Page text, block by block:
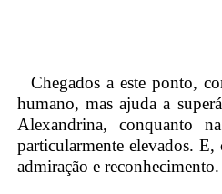
Chegados a este ponto,
humano, mas ajuda a
Alexandrina, conquanto
particularmente elevados.
admiração e